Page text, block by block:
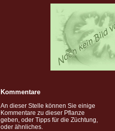
Kommentare
An dieser Stelle können Sie einige
Kommentare zu dieser Pflanze
geben, oder Tipps für die Züchtung,
oder ähnliches.